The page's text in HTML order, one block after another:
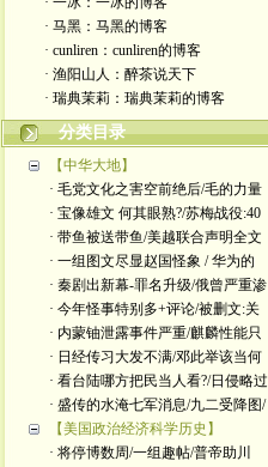
· 马黑：马黑的博客
· cunliren：cunliren的博客
· 渔阳山人：醉茶说天下
· 瑞典茉莉：瑞典茉莉的博客
分类目录
【中华大地】
· 毛党文化之害空前绝后/毛的力量
· 宝像雄文 何其眼熟?/苏梅战役:40
· 带鱼被送带鱼/美越联合声明全文
· 一组图文尽显赵国怪象 / 华为的
· 秦剧出新幕-罪名升级/俄曾严重渗
· 今年怪事特别多+评论/被删文:关
· 内蒙铀泄露事件严重/麒麟性能只
· 日经传习大发不满/邓此举该当何
· 看台陆哪方把民当人看?/日侵略过
· 盛传的水淹七军消息/九二受降图/
【美国政治经济科学历史】
· 将停博数周/一组趣帖/普帝助川